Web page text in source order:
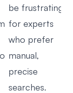
be frustrating
for experts
who prefer
manual,
precise
searches.